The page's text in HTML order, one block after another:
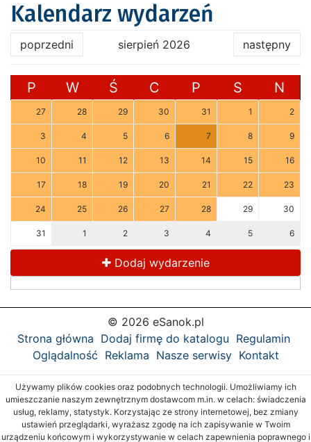
Kalendarz wydarzeń
poprzedni sierpień 2026 następny
P W Ś C P S N
27 28 29 30 31 1 2
3 4 5 6 7 8 9
10 11 12 13 14 15 16
17 18 19 20 21 22 23
24 25 26 27 28 29 30
31 1 2 3 4 5 6
Dodaj wydarzenie
© 2026 eSanok.pl
Strona główna Dodaj firmę do katalogu Regulamin
Oglądalność Reklama Nasze serwisy Kontakt
Używamy plików cookies oraz podobnych technologii. Umożliwiamy ich
umieszczanie naszym zewnętrznym dostawcom m.in. w celach: świadczenia
usług, reklamy, statystyk. Korzystając ze strony internetowej, bez zmiany
ustawień przeglądarki, wyrażasz zgodę na ich zapisywanie w Twoim
urządzeniu końcowym i wykorzystywanie w celach zapewnienia poprawnego i